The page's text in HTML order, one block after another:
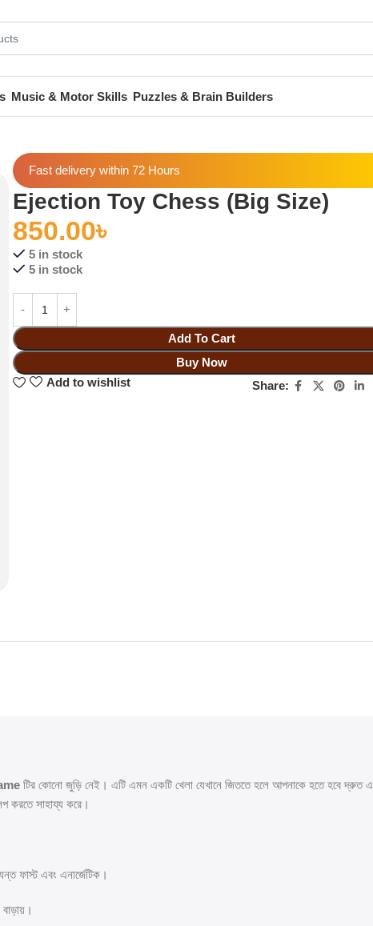
Music & Motor Skills Puzzles & Brain Builders
Fast delivery within 72 Hours
Ejection Toy Chess (Big Size)
850.00৳
5 in stock
5 in stock
Add To Cart
Buy Now
Add to wishlist
Share:
টির কোনো জুড়ি নেই। এটি এমন একটি খেলা যেখানে জিততে হলে আপনাকে হতে হবে দ্রুত
করতে সাহায্য করে।
ফাস্ট এবং এনার্জেটিক।